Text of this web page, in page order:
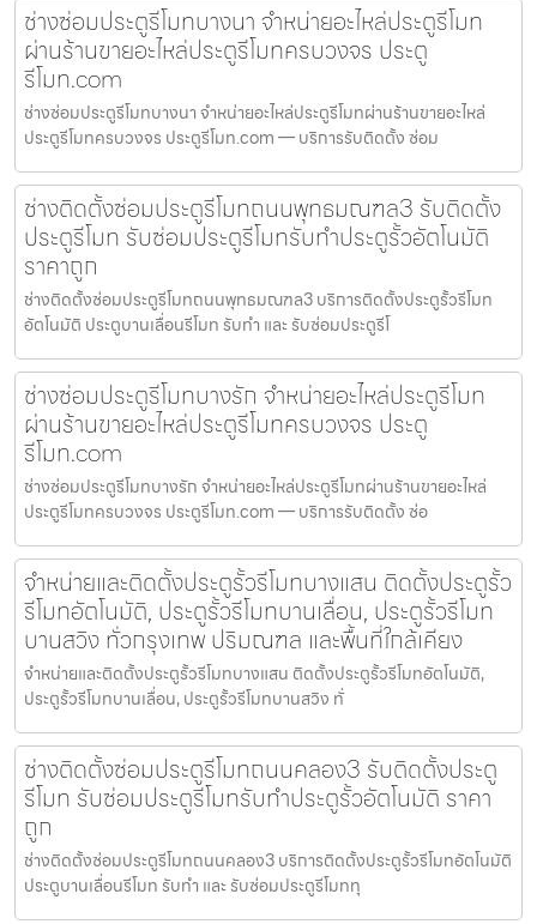
ช่างซ่อมประตูรีโมทบางนา จำหน่ายอะไหล่ประตูรีโมท
ผ่านร้านขายอะไหล่ประตูรีโมทครบวงจร ประตู
รีโมท.com
ช่างซ่อมประตูรีโมทบางนา จำหน่ายอะไหล่ประตูรีโมทผ่านร้านขายอะไหล่
ประตูรีโมทครบวงจร ประตูรีโมท.com — บริการรับติดตั้ง ซ่อม
ช่างติดตั้งซ่อมประตูรีโมทถนนพุทธมณฑล3 รับติดตั้ง
ประตูรีโมท รับซ่อมประตูรีโมทรับทำประตูรั้วอัตโนมัติ
ราคาถูก
ช่างติดตั้งซ่อมประตูรีโมทถนนพุทธมณฑล3 บริการติดตั้งประตูรั้วรีโมท
อัตโนมัติ ประตูบานเลื่อนรีโมท รับทำ และ รับซ่อมประตูรีโ
ช่างซ่อมประตูรีโมทบางรัก จำหน่ายอะไหล่ประตูรีโมท
ผ่านร้านขายอะไหล่ประตูรีโมทครบวงจร ประตู
รีโมท.com
ช่างซ่อมประตูรีโมทบางรัก จำหน่ายอะไหล่ประตูรีโมทผ่านร้านขายอะไหล่
ประตูรีโมทครบวงจร ประตูรีโมท.com — บริการรับติดตั้ง ซ่อ
จำหน่ายและติดตั้งประตูรั้วรีโมทบางแสน ติดตั้งประตูรั้ว
รีโมทอัตโนมัติ, ประตูรั้วรีโมทบานเลื่อน, ประตูรั้วรีโมท
บานสวิง ทั่วกรุงเทพ ปริมณฑล และพื้นที่ใกล้เคียง
จำหน่ายและติดตั้งประตูรั้วรีโมทบางแสน ติดตั้งประตูรั้วรีโมทอัตโนมัติ,
ประตูรั้วรีโมทบานเลื่อน, ประตูรั้วรีโมทบานสวิง ทั่
ช่างติดตั้งซ่อมประตูรีโมทถนนคลอง3 รับติดตั้งประตู
รีโมท รับซ่อมประตูรีโมทรับทำประตูรั้วอัตโนมัติ ราคา
ถูก
ช่างติดตั้งซ่อมประตูรีโมทถนนคลอง3 บริการติดตั้งประตูรั้วรีโมทอัตโนมัติ
ประตูบานเลื่อนรีโมท รับทำ และ รับซ่อมประตูรีโมททุ